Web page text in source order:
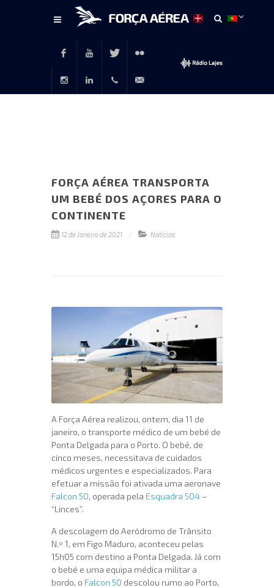
FacebookYoutubeTwitter Flickr
FORÇA AÉREA TRANSPORTA
UM BEBÉ DOS AÇORES PARA O
CONTINENTE
12 de Janeiro de 2021 Notícias
A Força Aérea realizou, ontem, dia 11 de
janeiro, o transporte médico de um bebé de
Ponta Delgada para o Porto. O bebé, de
cinco meses, necessitava de cuidados
médicos urgentes e especializados. Para
efetuar a missão foi ativada uma aeronave
Falcon 50, operada pela Esquadra 504 –
“Linces”.
A descolagem do Aeródromo de Trânsito
N.º 1, em Figo Maduro, aconteceu pelas
15h05 com destino a Ponta Delgada. Já com
o bebé e uma equipa médica militar a
bordo, o Falcon 50 descolou rumo ao Porto,